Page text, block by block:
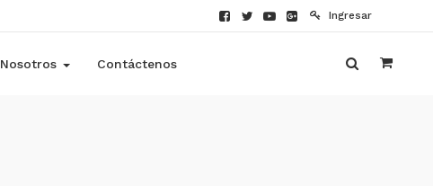
Ingresar
Nosotros Contáctenos